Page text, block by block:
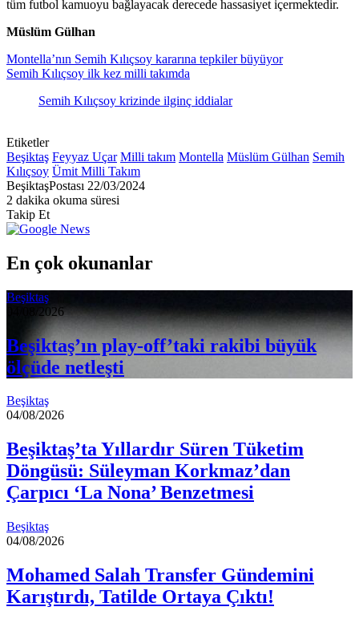
tüm futbol kamuoyu bağlayacak derecede hassasiyet içermektedir.
Müslüm Gülhan
Montella’nın Semih Kılıçsoy kararına tepkiler büyüyor
Semih Kılıçsoy ilk kez milli takımda
Semih Kılıçsoy krizinde ilginç iddialar
Etiketler
Beşiktaş Feyyaz Uçar Milli takım Montella Müslüm Gülhan Semih
Kılıçsoy Ümit Milli Takım
BeşiktaşPostası Bir
e-
göndermek
22/03/2024
2 dakika okuma süresi
Takip Et
En çok okunanlar
Beşiktaş
04/08/2026
Beşiktaş’ın play-off’taki rakibi büyük
ölçüde netleşti
Beşiktaş
04/08/2026
Beşiktaş’ta Yıllardır Süren Tüketim
Döngüsü: Süleyman Korkmaz’dan
Çarpıcı ‘La Nona’ Benzetmesi
Beşiktaş
04/08/2026
Mohamed Salah Transfer Gündemini
Karıştırdı, Tatilde Ortaya Çıktı!